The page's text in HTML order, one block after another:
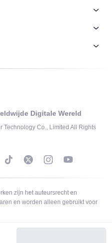
Digitale Wereld
Co., Limited All Rights
zijn het auteursrecht en
en worden alleen gebruikt voor